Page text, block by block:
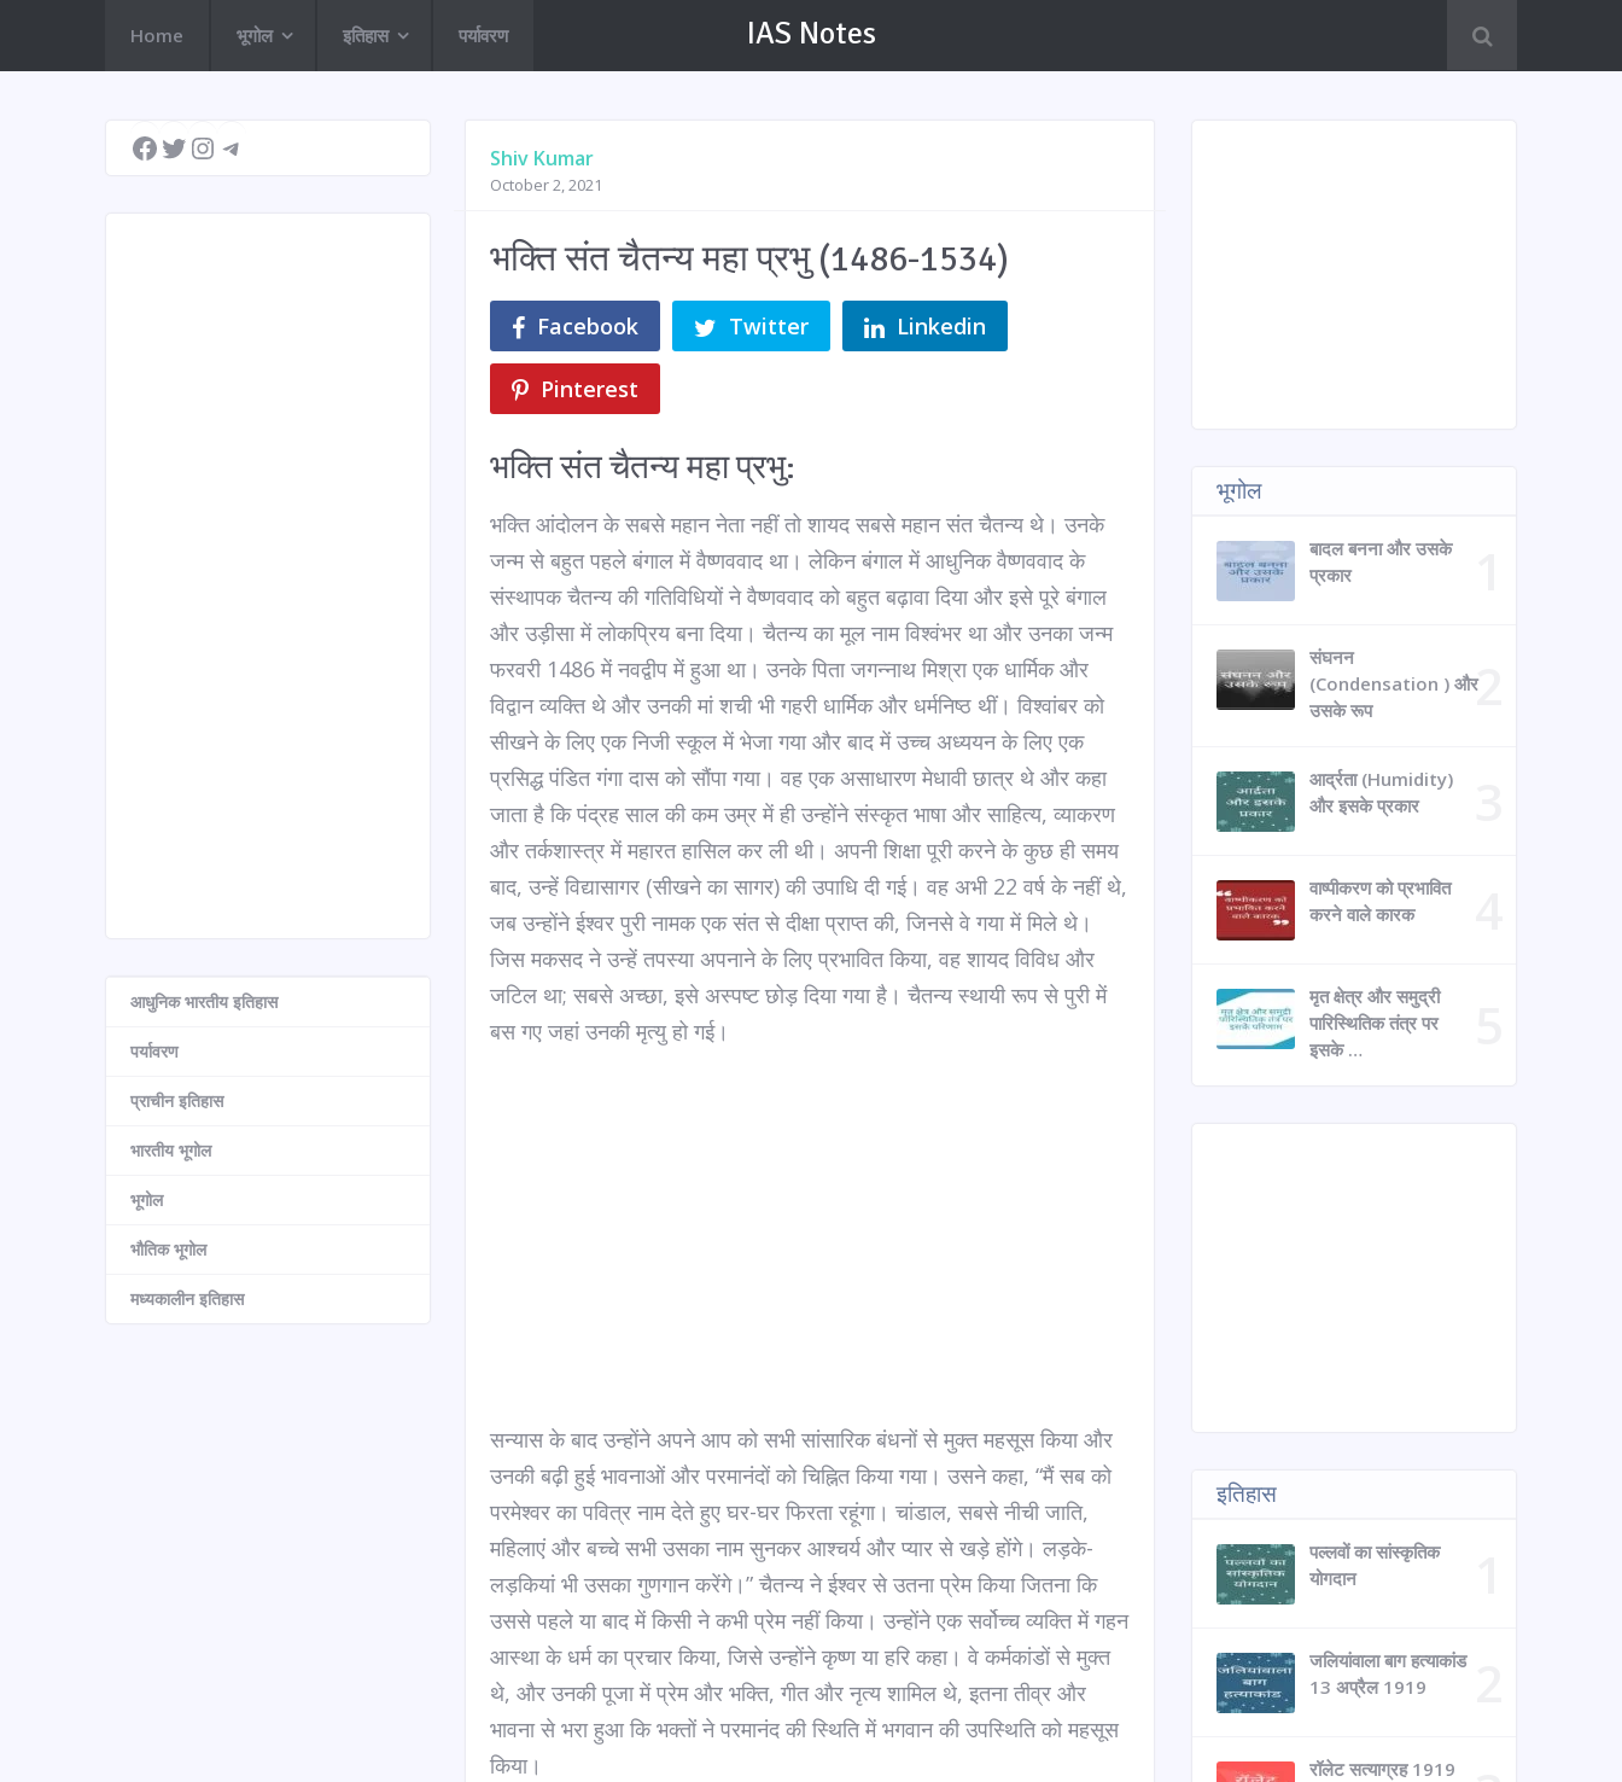
Home भूगोल इतिहास पर्यावरण IAS Notes
Shiv Kumar
October 2, 2021
भक्ति संत चैतन्य महा प्रभु (1486-1534)
Facebook Twitter Linkedin
Pinterest
भक्ति संत चैतन्य महा प्रभु:
भक्ति आंदोलन के सबसे महान नेता नहीं तो शायद सबसे महान संत चैतन्य थे। उनके
जन्म से बहुत पहले बंगाल में वैष्णववाद था। लेकिन बंगाल में आधुनिक वैष्णववाद के
संस्थापक चैतन्य की गतिविधियों ने वैष्णववाद को बहुत बढ़ावा दिया और इसे पूरे बंगाल
और उड़ीसा में लोकप्रिय बना दिया। चैतन्य का मूल नाम विश्वंभर था और उनका जन्म
फरवरी 1486 में नवद्वीप में हुआ था। उनके पिता जगन्नाथ मिश्रा एक धार्मिक और
विद्वान व्यक्ति थे और उनकी मां शची भी गहरी धार्मिक और धर्मनिष्ठ थीं। विश्वांबर को
सीखने के लिए एक निजी स्कूल में भेजा गया और बाद में उच्च अध्ययन के लिए एक
प्रसिद्ध पंडित गंगा दास को सौंपा गया। वह एक असाधारण मेधावी छात्र थे और कहा
जाता है कि पंद्रह साल की कम उम्र में ही उन्होंने संस्कृत भाषा और साहित्य, व्याकरण
और तर्कशास्त्र में महारत हासिल कर ली थी। अपनी शिक्षा पूरी करने के कुछ ही समय
बाद, उन्हें विद्यासागर (सीखने का सागर) की उपाधि दी गई। वह अभी 22 वर्ष के नहीं थे,
जब उन्होंने ईश्वर पुरी नामक एक संत से दीक्षा प्राप्त की, जिनसे वे गया में मिले थे।
जिस मकसद ने उन्हें तपस्या अपनाने के लिए प्रभावित किया, वह शायद विविध और
जटिल था; सबसे अच्छा, इसे अस्पष्ट छोड़ दिया गया है। चैतन्य स्थायी रूप से पुरी में
बस गए जहां उनकी मृत्यु हो गई।
सन्यास के बाद उन्होंने अपने आप को सभी सांसारिक बंधनों से मुक्त महसूस किया और
उनकी बढ़ी हुई भावनाओं और परमानंदों को चिह्नित किया गया। उसने कहा, “मैं सब को
परमेश्वर का पवित्र नाम देते हुए घर-घर फिरता रहूंगा। चांडाल, सबसे नीची जाति,
महिलाएं और बच्चे सभी उसका नाम सुनकर आश्चर्य और प्यार से खड़े होंगे। लड़के-
लड़कियां भी उसका गुणगान करेंगे।” चैतन्य ने ईश्वर से उतना प्रेम किया जितना कि
उससे पहले या बाद में किसी ने कभी प्रेम नहीं किया। उन्होंने एक सर्वोच्च व्यक्ति में गहन
आस्था के धर्म का प्रचार किया, जिसे उन्होंने कृष्ण या हरि कहा। वे कर्मकांडों से मुक्त
थे, और उनकी पूजा में प्रेम और भक्ति, गीत और नृत्य शामिल थे, इतना तीव्र और
भावना से भरा हुआ कि भक्तों ने परमानंद की स्थिति में भगवान की उपस्थिति को महसूस
किया।
Facebook
TwitterInstagram
आधुनिक भारतीय इतिहास
पर्यावरण
प्राचीन इतिहास
भारतीय भूगोल
भूगोल
भौतिक भूगोल
मध्यकालीन इतिहास
भूगोल
बादल बनना और उसके
प्रकार
संघनन
(Condensation ) और
उसके रूप
आर्द्रता (Humidity)
और इसके प्रकार
वाष्पीकरण को प्रभावित
करने वाले कारक
मृत क्षेत्र और समुद्री
पारिस्थितिक तंत्र पर
इसके …
इतिहास
पल्लवों का सांस्कृतिक
योगदान
जलियांवाला बाग हत्याकांड
13 अप्रैल 1919
रॉलेट सत्याग्रह 1919